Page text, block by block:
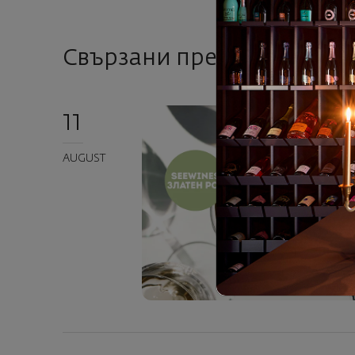
Свързани предстоящи
11
AUGUST